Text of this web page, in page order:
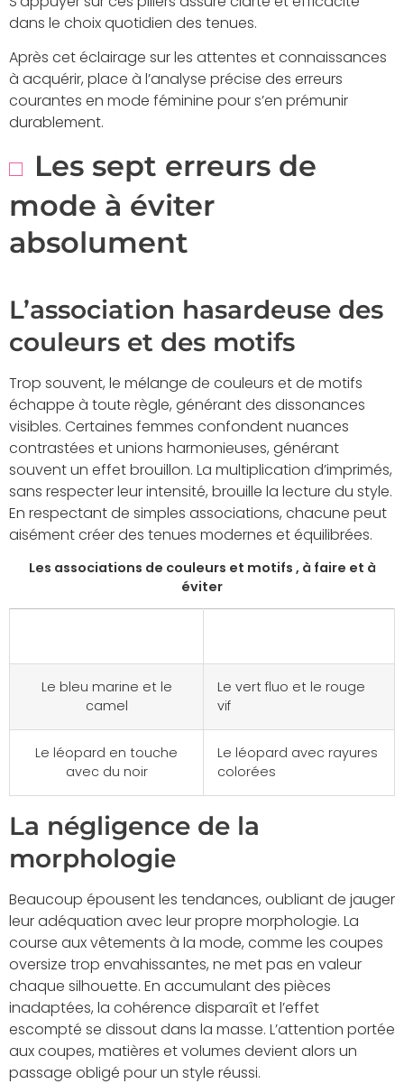
dans le choix quotidien des tenues.
Après cet éclairage sur les attentes et connaissances
à acquérir, place à l’analyse précise des erreurs
courantes en mode féminine pour s’en prémunir
durablement.
Les sept erreurs de
mode à éviter
absolument
L’association hasardeuse des
couleurs et des motifs
Trop souvent, le mélange de couleurs et de motifs
échappe à toute règle, générant des dissonances
visibles. Certaines femmes confondent nuances
contrastées et unions harmonieuses, générant
souvent un effet brouillon. La multiplication d’imprimés,
sans respecter leur intensité, brouille la lecture du style.
En respectant de simples associations, chacune peut
aisément créer des tenues modernes et équilibrées.
Les associations de couleurs et motifs , à faire et à
éviter
Le bleu marine et le
camel
Le vert fluo et le rouge
vif
Le léopard en touche
avec du noir
Le léopard avec rayures
colorées
La négligence de la
morphologie
Beaucoup épousent les tendances, oubliant de jauger
leur adéquation avec leur propre morphologie. La
course aux vêtements à la mode, comme les coupes
oversize trop envahissantes, ne met pas en valeur
chaque silhouette. En accumulant des pièces
inadaptées, la cohérence disparaît et l’effet
escompté se dissout dans la masse. L’attention portée
aux coupes, matières et volumes devient alors un
passage obligé pour un style réussi.